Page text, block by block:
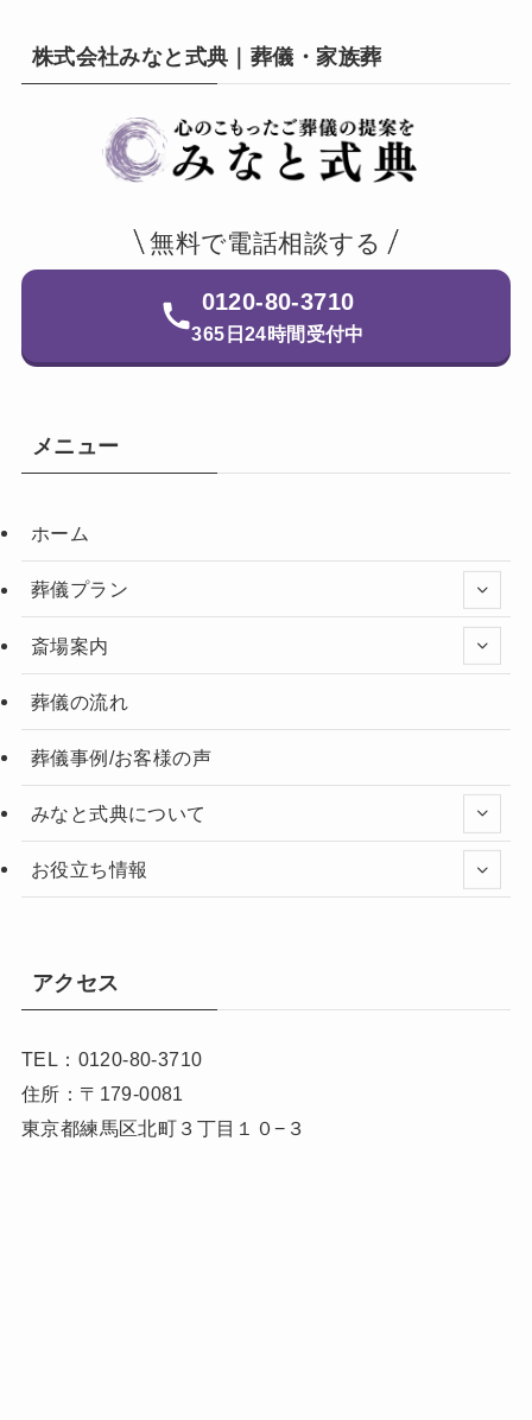
株式会社みなと式典｜葬儀・家族葬
無料で電話相談する
0120-80-3710
365日24時間受付中
メニュー
ホーム
葬儀プラン
斎場案内
葬儀の流れ
葬儀事例/お客様の声
みなと式典について
お役立ち情報
アクセス
TEL：0120-80-3710
住所：〒179-0081
東京都練馬区北町３丁目１０−３